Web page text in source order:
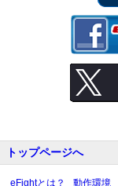
トップページへ
eFightとは？ 動作環境